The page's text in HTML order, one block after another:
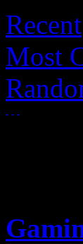
Recent
Most